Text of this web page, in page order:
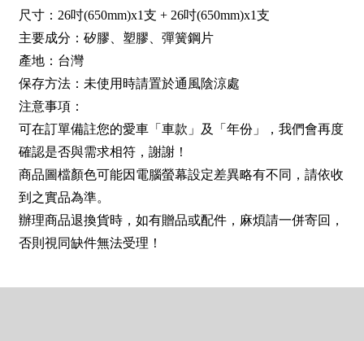
尺寸：26吋(650mm)x1支 + 26吋(650mm)x1支
主要成分：矽膠、塑膠、彈簧鋼片
產地：台灣
保存方法：未使用時請置於通風陰涼處
注意事項：
可在訂單備註您的愛車「車款」及「年份」，我們會再度
確認是否與需求相符，謝謝！
商品圖檔顏色可能因電腦螢幕設定差異略有不同，請依收
到之實品為準。
辦理商品退換貨時，如有贈品或配件，麻煩請一併寄回，
否則視同缺件無法受理！